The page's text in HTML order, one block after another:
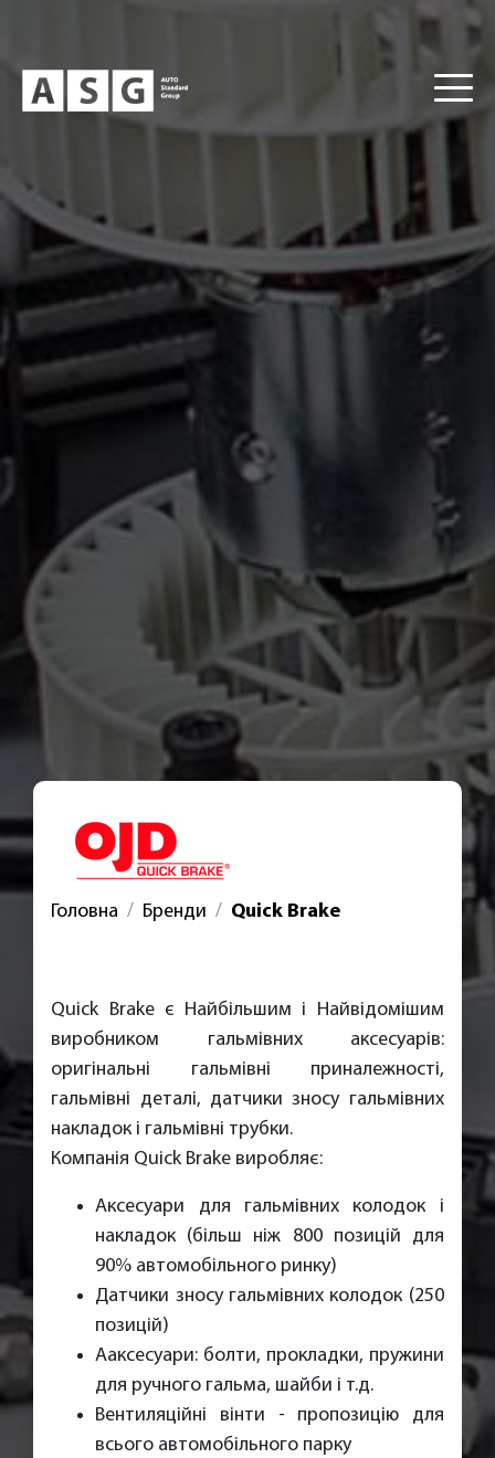
Головна Бренди Quick Brake
Quick Brake є Найбільшим і Найвідомішим
виробником гальмівних аксесуарів:
оригінальні гальмівні приналежності,
гальмівні деталі, датчики зносу гальмівних
накладок і гальмівні трубки.
Компанія Quick Brake виробляє:
Аксесуари для гальмівних колодок і
накладок (більш ніж 800 позицій для
90% автомобільного ринку)
Датчики зносу гальмівних колодок (250
позицій)
Ааксесуари: болти, прокладки, пружини
для ручного гальма, шайби і т.д.
Вентиляційні вінти - пропозицію для
всього автомобільного парку